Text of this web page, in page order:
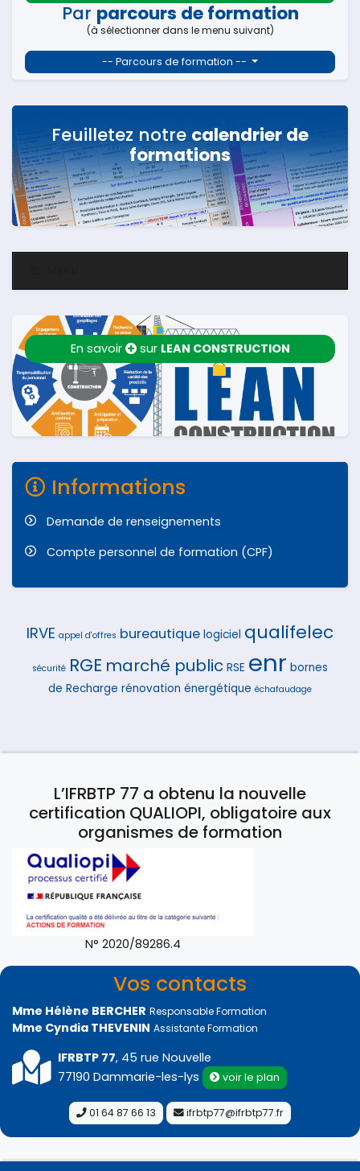
Par parcours de formation
(à sélectionner dans le menu suivant)
-- Parcours de formation --
Feuilletez notre calendrier de
formations
En savoir sur LEAN CONSTRUCTION
Informations
Demande de renseignements
Compte personnel de formation (CPF)
IRVE appel d'offres bureautique logiciel qualifelec
sécurité RGE marché public RSE enr bornes
de Recharge rénovation énergétique échafaudage
L’IFRBTP 77 a obtenu la nouvelle
certification QUALIOPI, obligatoire aux
organismes de formation
N° 2020/89286.4
Vos contacts
Mme Hélène BERCHER Responsable Formation
Mme Cyndia THEVENIN Assistante Formation
IFRBTP 77, 45 rue Nouvelle
77190 Dammarie-les-lys
voir le plan
01 64 87 66 13 ifrbtp77@ifrbtp77.fr